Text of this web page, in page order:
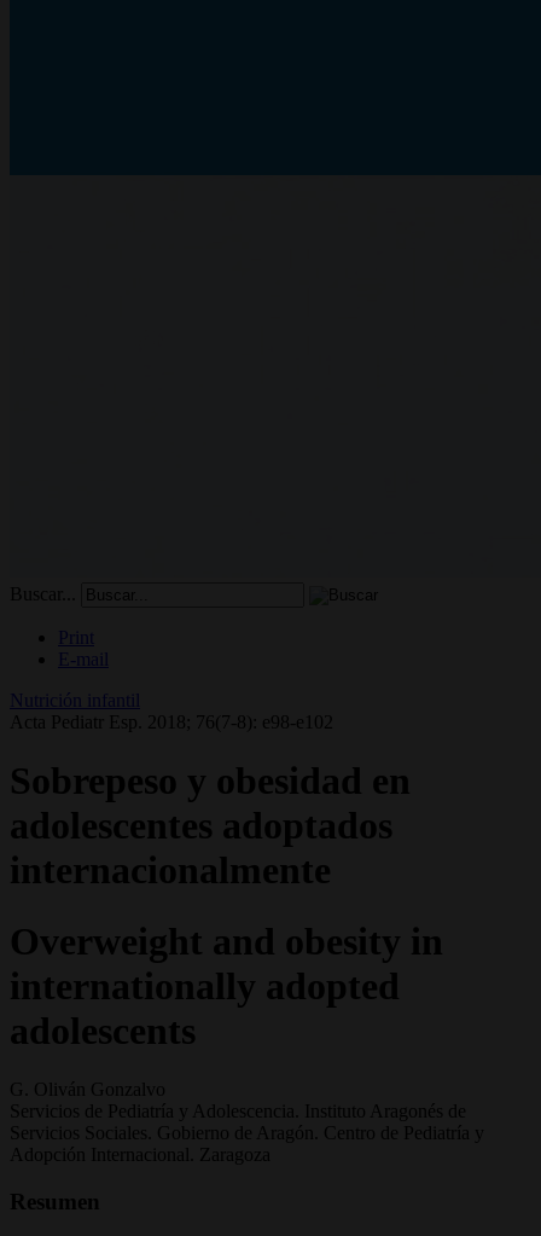
Buscar...
Print
E-mail
Nutrición infantil
Acta Pediatr Esp. 2018; 76(7-8): e98-e102
Sobrepeso y obesidad en
adolescentes adoptados
internacionalmente
Overweight and obesity in
internationally adopted
adolescents
G. Oliván Gonzalvo
Servicios de Pediatría y Adolescencia. Instituto Aragonés de
Servicios Sociales. Gobierno de Aragón. Centro de Pediatría y
Adopción Internacional. Zaragoza
Resumen